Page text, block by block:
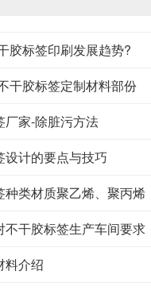
胶标签印刷发展趋势?
干胶标签定制材料部份
厂家-除脏污方法
设计的要点与技巧
种类材质聚乙烯、聚丙烯
不干胶标签生产车间要求
料介绍